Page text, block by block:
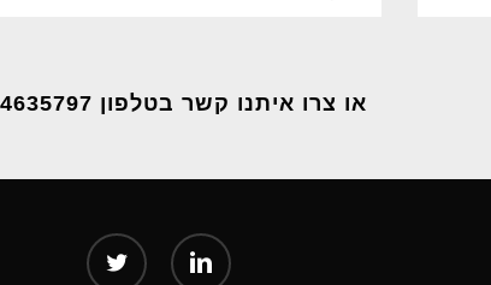
או צרו איתנו קשר בטלפון 054-4635797
twitter linkedin